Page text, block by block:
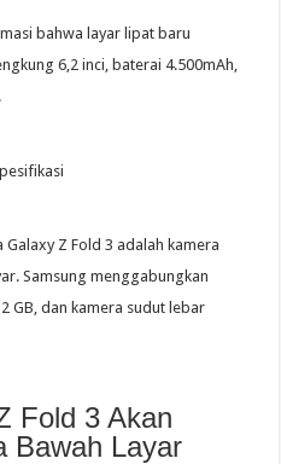
bahwa layar lipat baru
6,2 inci, baterai 4.500mAh,
Z Fold 3 adalah kamera
Samsung menggabungkan
GB, dan kamera sudut lebar
Fold 3 Akan
Bawah Layar